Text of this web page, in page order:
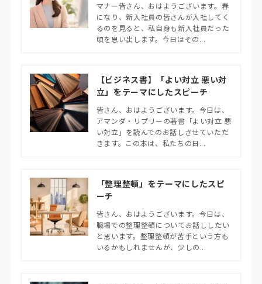
マナー皆さん、おはようございます。春
になり、新入社員の皆さんが入社してく
るのを見ると、私自身も新入社員だった
頃を思い出します。今日はその...
【ビジネス書】「よい対立 悪い対
立」をテーマにしたスピーチ
皆さん、おはようございます。今日は、
アマンダ・リプリーの著書「よい対立 悪
い対立」を読んでのお話しさせていただ
きます。この本は、私たちの日...
「整理整頓」をテーマにしたスピ
ーチ
皆さん、おはようございます。今日は、
職場での整理整頓についてお話ししたい
と思います。整理整頓が苦手という方も
いるかもしれませんが、少しの...